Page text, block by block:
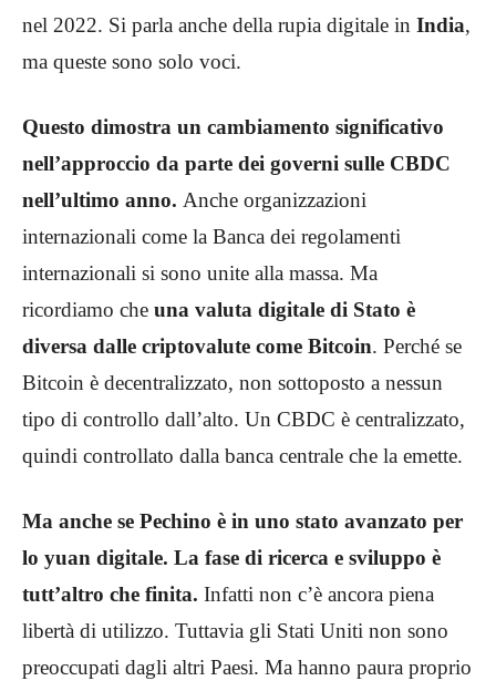
nel 2022. Si parla anche della rupia digitale in India,
ma queste sono solo voci.
Questo dimostra un cambiamento significativo
nell’approccio da parte dei governi sulle CBDC
nell’ultimo anno. Anche organizzazioni
internazionali come la Banca dei regolamenti
internazionali si sono unite alla massa. Ma
ricordiamo che una valuta digitale di Stato è
diversa dalle criptovalute come Bitcoin. Perché se
Bitcoin è decentralizzato, non sottoposto a nessun
tipo di controllo dall’alto. Un CBDC è centralizzato,
quindi controllato dalla banca centrale che la emette.
Ma anche se Pechino è in uno stato avanzato per
lo yuan digitale. La fase di ricerca e sviluppo è
tutt’altro che finita. Infatti non c’è ancora piena
libertà di utilizzo. Tuttavia gli Stati Uniti non sono
preoccupati dagli altri Paesi. Ma hanno paura proprio